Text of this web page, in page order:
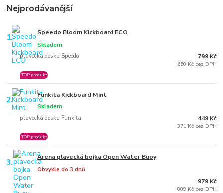
Nejprodávanější
1. Speedo Bloom Kickboard ECO
plavecká deska Speedo
Skladem
TOP produkt
799 Kč
660 Kč bez DPH
2. Funkita Kickboard Mint
plavecká deska Funkita
Skladem
TOP produkt
449 Kč
371 Kč bez DPH
3. Arena plavecká bojka Open Water Buoy
Obvykle do 3 dnů
979 Kč
809 Kč bez DPH